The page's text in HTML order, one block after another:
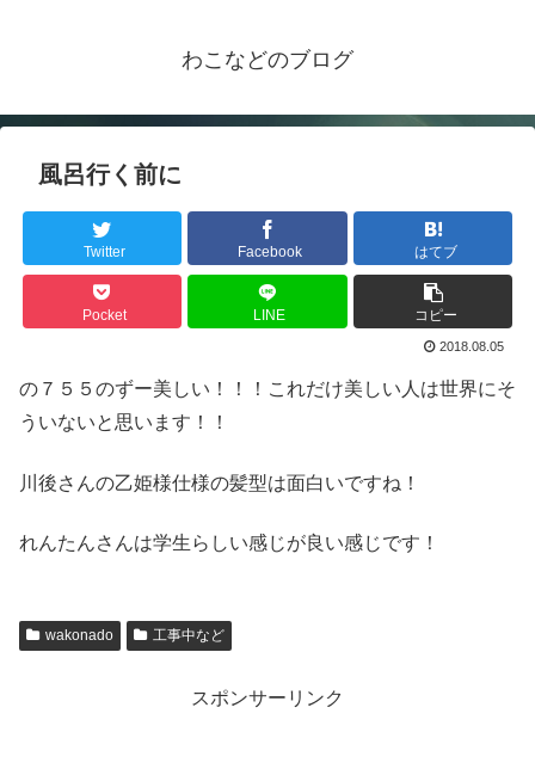
わこなどのブログ
風呂行く前に
Twitter Facebook はてブ
Pocket LINE コピー
2018.08.05
の７５５のずー美しい！！！これだけ美しい人は世界にそ
ういないと思います！！
川後さんの乙姫様仕様の髪型は面白いですね！
れんたんさんは学生らしい感じが良い感じです！
wakonado 工事中など
スポンサーリンク